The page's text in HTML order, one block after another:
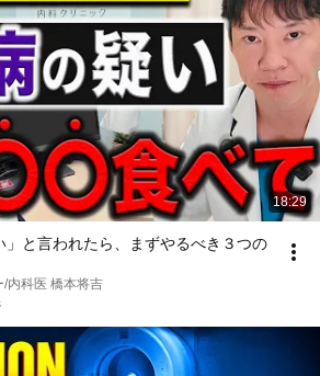
18:29
」と言われたら、まずやるべき３つの
/内科医 橋本将吉